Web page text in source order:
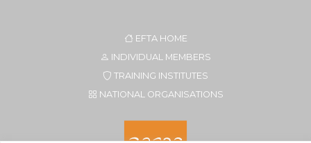
EFTA HOME
INDIVIDUAL MEMBERS
TRAINING INSTITUTES
NATIONAL ORGANISATIONS